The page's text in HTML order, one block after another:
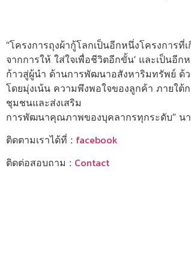
“โครงการถุงผ้ากู้โลกเป็นอีกหนึ่งโครงการที่
จากการให้ ใส่ใจเพื่อชีวิตอีกขั้น’ และเป็นอี
ก้าวสู่ผู้นำ ด้านการพัฒนาอสังหาริมทรัพย์
โดยมุ่งเน้น ความพึงพอใจของลูกค้า ภายใต้
ชุมชนและส่งเสริม
การพัฒนาคุณภาพของบุคลากรทุกระดับ” น
ติดตามเราได้ที่ : facebook
ติดต่อสอบถาม : Contact